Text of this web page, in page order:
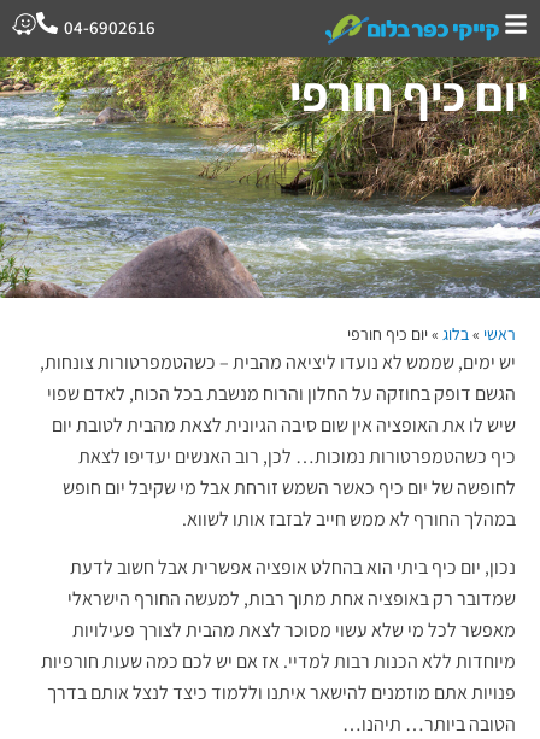
04-6902616
יום כיף חורפי
ראשי »בלוג »יום כיף חורפי
יש ימים, שממש לא נועדו ליציאה מהבית – כשהטמפרטורות צונחות,
הגשם דופק בחוזקה על החלון והרוח מנשבת בכל הכוח, לאדם שפוי
שיש לו את האופציה אין שום סיבה הגיונית לצאת מהבית לטובת יום
כיף כשהטמפרטורות נמוכות… לכן, רוב האנשים יעדיפו לצאת
לחופשה של יום כיף כאשר השמש זורחת אבל מי שקיבל יום חופש
במהלך החורף לא ממש חייב לבזבז אותו לשווא.
נכון, יום כיף ביתי הוא בהחלט אופציה אפשרית אבל חשוב לדעת
שמדובר רק באופציה אחת מתוך רבות, למעשה החורף הישראלי
מאפשר לכל מי שלא עשוי מסוכר לצאת מהבית לצורך פעילויות
מיוחדות ללא הכנות רבות למדיי. אז אם יש לכם כמה שעות חורפיות
פנויות אתם מוזמנים להישאר איתנו וללמוד כיצד לנצל אותם בדרך
הטובה ביותר… תיהנו…